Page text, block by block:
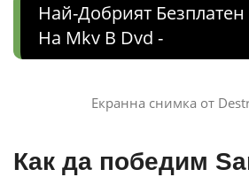
Най-Добрият
На Mkv В Dvd -
Екранна снимка от
Как да победим